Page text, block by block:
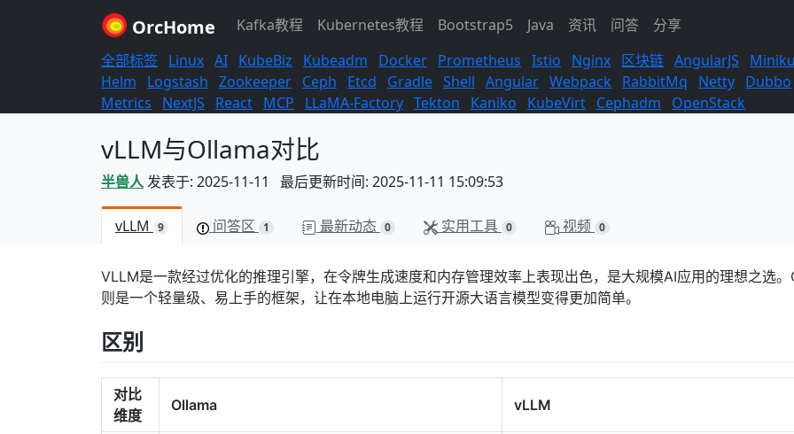
OrcHome Kafka教程 Kubernetes教程 Bootstrap5 Java 资讯 问答 分享
全部标签 Linux AI KubeBiz Kubeadm Docker Prometheus Istio Nginx 区块链 AngularJS
Helm
Logstash Zookeeper Ceph Etcd Gradle Shell Angular Webpack RabbitMq Netty Dubbo
Metrics
NextJS React MCP LLaMA-Factory Tekton Kaniko KubeVirt Cephadm OpenStack
vLLM与Ollama对比
半兽人发表于: 2025-11-11 最后更新时间: 2025-11-11 15:09:53
vLLM 9 问答区 1 最新动态 0 实用工具 0 视频 0
VLLM是一款经过优化的推理引擎，在令牌生成速度和内存管理效率上表现出色，是大规模AI应用的理想之选
则是一个轻量级、易上手的框架，让在本地电脑上运行开源大语言模型变得更加简单。
区别
对比
维度
Ollama vLLM